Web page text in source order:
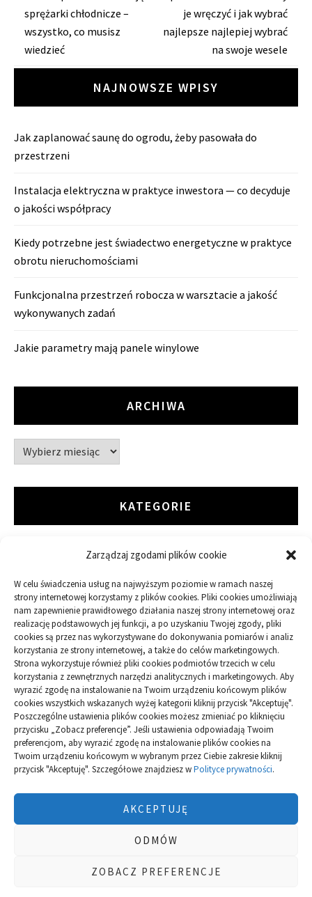
Zarządzaj zgodami plików cookie
W celu świadczenia usług na najwyższym poziomie w ramach naszej
strony internetowej korzystamy z plików cookies. Pliki cookies umożliwiają
nam zapewnienie prawidłowego działania naszej strony internetowej oraz
realizację podstawowych jej funkcji, a po uzyskaniu Twojej zgody, pliki
cookies są przez nas wykorzystywane do dokonywania pomiarów i analiz
korzystania ze strony internetowej, a także do celów marketingowych.
Strona wykorzystuje również pliki cookies podmiotów trzecich w celu
korzystania z zewnętrznych narzędzi analitycznych i marketingowych. Aby
wyrazić zgodę na instalowanie na Twoim urządzeniu końcowym plików
cookies wszystkich wskazanych wyżej kategorii kliknij przycisk "Akceptuję".
Poszczególne ustawienia plików cookies możesz zmieniać po kliknięciu
przycisku „Zobacz preferencje”. Jeśli ustawienia odpowiadają Twoim
preferencjom, aby wyrazić zgodę na instalowanie plików cookies na
Twoim urządzeniu końcowym w wybranym przez Ciebie zakresie kliknij
przycisk "Akceptuję". Szczegółowe znajdziesz wPolityce prywatności.
AKCEPTUJĘ
ODMÓW
ZOBACZ PREFERENCJE
wpisy
sprężarki chłodnicze –
wszystko, co musisz
wiedzieć
je wręczyć i jak wybrać
najlepsze najlepiej wybrać
na swoje wesele
NAJNOWSZE WPISY
Jak zaplanować saunę do ogrodu, żeby pasowała do
przestrzeni
Instalacja elektryczna w praktyce inwestora — co decyduje
o jakości współpracy
Kiedy potrzebne jest świadectwo energetyczne w praktyce
obrotu nieruchomościami
Funkcjonalna przestrzeń robocza w warsztacie a jakość
wykonywanych zadań
Jakie parametry mają panele winylowe
ARCHIWA
Archiwa
KATEGORIE
ARTYKUŁ SPONSOROWANY
Budowa
Dom
Ogród
Przemysł
Polityka plików cookies (EU)|Polityka prywatności
WSZELKIE PRAWA ZASTRZEŻONE|THEME : RETINA